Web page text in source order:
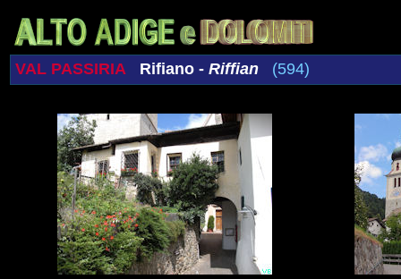
VAL PASSIRIA Rifiano - Riffian (594)